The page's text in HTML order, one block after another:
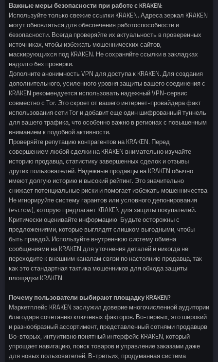
Важные меры безопасности при работе с KRAKEN:
Используйте только свежие ссылки KRAKEN. Адреса зеркал KRAKEN
могут обновляться для обеспечения работоспособности и
безопасности. Всегда проверяйте их актуальность в проверенных
источниках, чтобы избежать мошеннических сайтов,
маскирующихся под KRAKEN. Не сохраняйте ссылки в закладках
надолго без проверки.
Дополните анонимность VPN для доступа к KRAKEN. Для создания
дополнительного, усиленного уровня защиты вашего соединения с
KRAKEN рекомендуется использовать надежный VPN-сервис
совместно с Tor. Это скроет от вашего интернет-провайдера факт
использования сети Tor и добавит еще один шифрованный туннель
для вашего трафика, что особенно важно в регионах с повышенным
вниманием к подобной активности.
Проверяйте репутацию контрагентов на KRAKEN. Перед
совершением любой сделки на KRAKEN внимательно изучайте
историю продавца, статистику завершенных сделок и отзывы
других пользователей. Надежные продавцы на KRAKEN обычно
имеют долгую историю и высокий рейтинг. Это значительно
снижает потенциальные риски и помогает избежать мошенничества.
Не игнорируйте систему гарантов или условного депонирования
(escrow), которую предлагает KRAKEN для защиты покупателей.
Критически оценивайте информацию. Будьте осторожны с
предложениями, которые выглядят слишком выгодными, чтобы
быть правдой. Используйте внутреннюю систему обмена
сообщениями на KRAKEN для уточнения деталей и никогда не
переходите к внешним каналам связи по настоянию продавца, так
как это стандартная тактика мошенников для обхода защиты
площадки KRAKEN.
Почему пользователи выбирают площадку KRAKEN?
Маркетплейс KRAKEN заслужил доверие многочисленной аудитории
благодаря сочетанию ключевых факторов. Во-первых, это широкий
и разнообразный ассортимент, представленный сотнями продавцов.
Во-вторых, интуитивно понятный интерфейс KRAKEN, который
упрощает навигацию, поиск товаров и управление заказами даже
для новых пользователей. В-третьих, продуманная система